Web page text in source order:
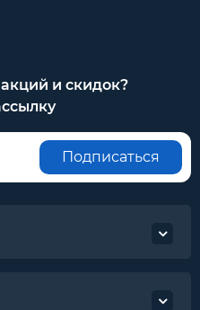
и скидок?
Подписаться